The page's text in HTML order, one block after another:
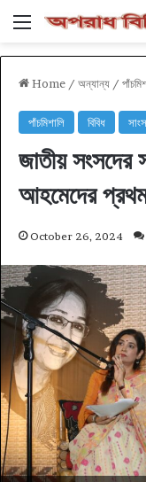
Menu
Home / অন্যান্য /
পাঁচমিশালি বিবিধ
জাতীয় সংসদের
আহমেদের প্রথম
October 26, 2024